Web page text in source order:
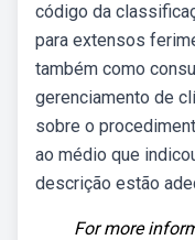
código da
para extensos
também como
gerenciamento de
sobre o
ao médio que
descrição estão
For more